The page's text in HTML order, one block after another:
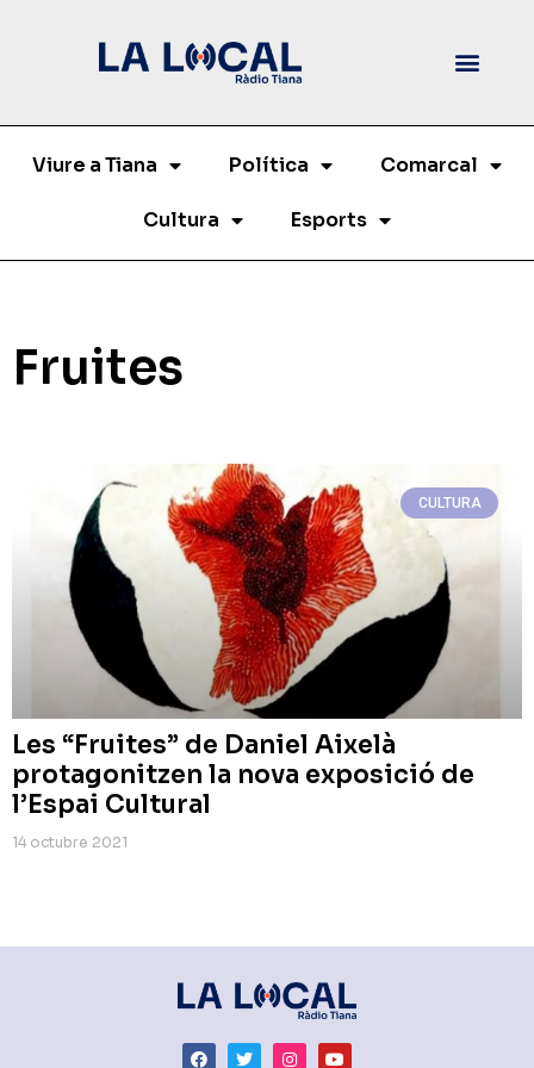
Viure a Tiana Política Comarcal
Cultura Esports
Fruites
CULTURA
Les “Fruites” de Daniel Aixelà
protagonitzen la nova exposició de
l’Espai Cultural
14 octubre 2021